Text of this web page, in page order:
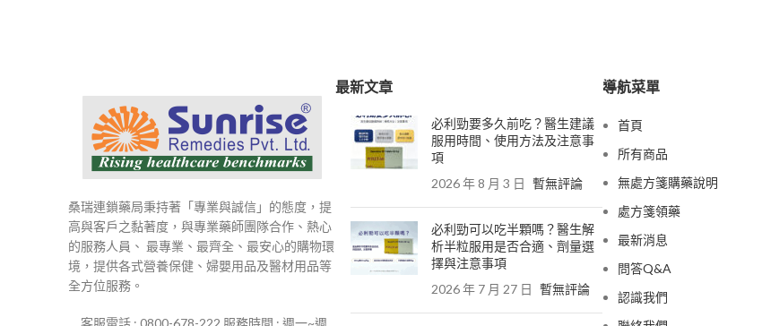
桑瑞連鎖藥局秉持著「專業與誠信」的態度，提
高與客戶之黏著度，與專業藥師團隊合作、熱心
的服務人員、 最專業、最齊全、最安心的購物環
境，提供各式營養保健、婦嬰用品及醫材用品等
全方位服務。
客服電話 : 0800-678-222 服務時間 : 週一~週
最新文章
必利勁要多久前吃？醫生建議
服用時間、使用方法及注意事
項
2026 年 8 月 3 日 暫無評論
必利勁可以吃半顆嗎？醫生解
析半粒服用是否合適、劑量選
擇與注意事項
2026 年 7 月 27 日 暫無評論
導航菜單
首頁
所有商品
無處方箋購藥說明
處方箋領藥
最新消息
問答Q&A
認識我們